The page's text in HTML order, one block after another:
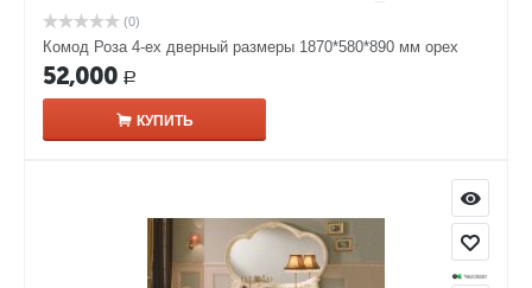
(0)
Комод Роза 4-ех дверный размеры 1870*580*890 мм орех
52,000 Р
КУПИТЬ